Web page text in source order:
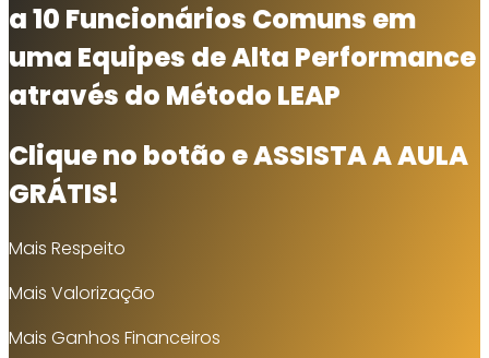
a 10 Funcionários Comuns em
uma Equipes de Alta Performance
através do Método LEAP
Clique no botão e ASSISTA A AULA
GRÁTIS!
Mais Respeito
Mais Valorização
Mais Ganhos Financeiros